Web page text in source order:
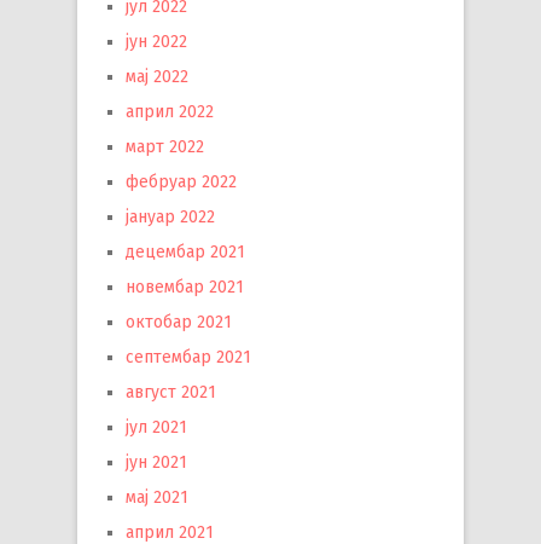
јул 2022
јун 2022
мај 2022
април 2022
март 2022
фебруар 2022
јануар 2022
децембар 2021
новембар 2021
октобар 2021
септембар 2021
август 2021
јул 2021
јун 2021
мај 2021
април 2021